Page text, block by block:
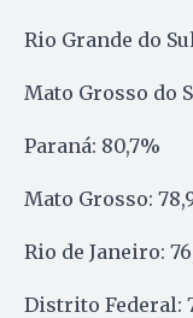
Rio Grande do
Mato Grosso do
Paraná: 80,7%
Mato Grosso:
Rio de Janeiro:
Distrito Federal: